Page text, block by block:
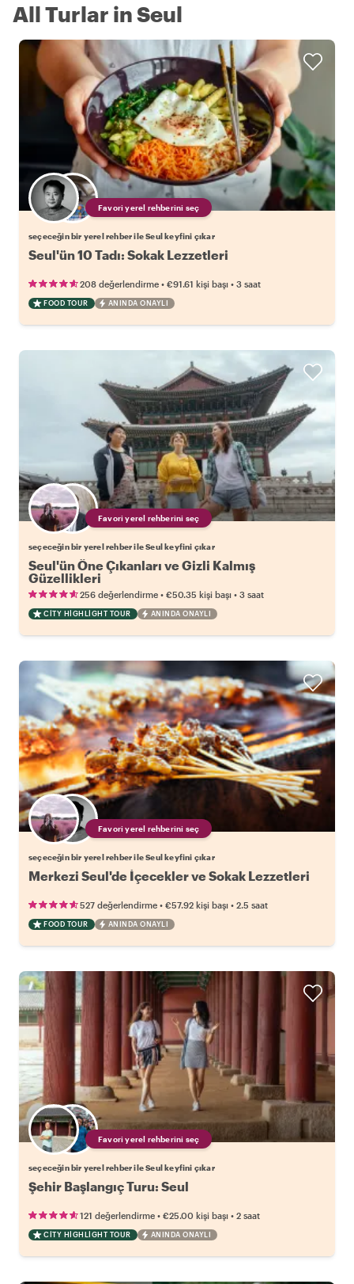
All Turlar in Seul
Favori yerel rehberini seç
seçeceğin bir yerel rehber ile Seul keyfini çıkar
Seul'ün 10 Tadı: Sokak Lezzetleri
208 değerlendirme • €91.61 kişi başı • 3 saat
FOOD TOUR ANINDA ONAYLI
Favori yerel rehberini seç
seçeceğin bir yerel rehber ile Seul keyfini çıkar
Seul'ün Öne Çıkanları ve Gizli Kalmış
Güzellikleri
256 değerlendirme • €50.35 kişi başı • 3 saat
CITY HIGHLIGHT TOUR ANINDA ONAYLI
Favori yerel rehberini seç
seçeceğin bir yerel rehber ile Seul keyfini çıkar
Merkezi Seul'de İçecekler ve Sokak Lezzetleri
527 değerlendirme • €57.92 kişi başı • 2.5 saat
FOOD TOUR ANINDA ONAYLI
Favori yerel rehberini seç
seçeceğin bir yerel rehber ile Seul keyfini çıkar
Şehir Başlangıç Turu: Seul
121 değerlendirme • €25.00 kişi başı • 2 saat
CITY HIGHLIGHT TOUR ANINDA ONAYLI